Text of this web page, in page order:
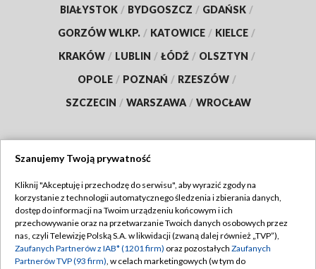
BIAŁYSTOK / BYDGOSZCZ / GDAŃSK /
GORZÓW WLKP. / KATOWICE / KIELCE /
KRAKÓW / LUBLIN / ŁÓDŹ / OLSZTYN /
OPOLE / POZNAŃ / RZESZÓW /
SZCZECIN / WARSZAWA / WROCŁAW
TVP
Abonament TVP
Emisja w TVP
Regulamin TVP
Polityka prywatności
Szanujemy Twoją prywatność
Kliknij "Akceptuję i przechodzę do serwisu", aby wyrazić zgody na
korzystanie z technologii automatycznego śledzenia i zbierania danych,
dostęp do informacji na Twoim urządzeniu końcowym i ich
przechowywanie oraz na przetwarzanie Twoich danych osobowych przez
nas, czyli Telewizję Polską S.A. w likwidacji (zwaną dalej również „TVP”),
Zaufanych Partnerów z IAB* (1201 firm) oraz pozostałych Zaufanych
Partnerów TVP (93 firm), w celach marketingowych (w tym do